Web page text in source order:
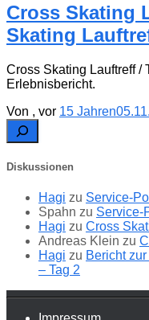
Cross Skating
Skating
Cross Skating Lauftreff /
Erlebnisbericht.
Von , vor 15 Jahren
Suchen
Diskussionen
Hagi zu Service-
Spahn zu Service-
Hagi zu Cross
Andreas Klein zu
Hagi zu Bericht
– Tag 2